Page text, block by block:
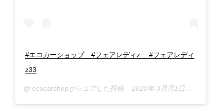
#エコカーショップ #フェアレディz #フェアレディ
z33
@ ecocarshopがシェアした投稿 – 2020年 3月月1日午後5時54分PST